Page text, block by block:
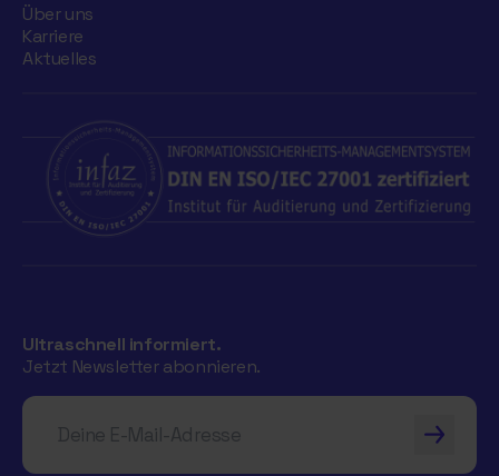
Über uns
Karriere
Aktuelles
Ultraschnell informiert.
Jetzt Newsletter abonnieren.
Deine E-Mail-Adresse